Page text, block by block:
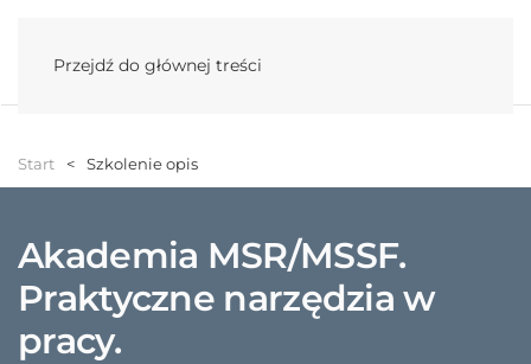
Przejdź do głównej treści
Start Szkolenie opis
Akademia MSR/MSSF.
Praktyczne narzędzia w
pracy.